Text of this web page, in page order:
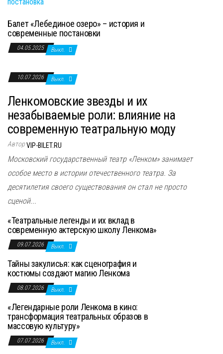
Балет «Лебединое озеро» – история и
современные постановки
04.05.2025 Выкл.
10.07.2026 Выкл.
Ленкомовские звезды и их
незабываемые роли: влияние на
современную театральную моду
АвторVIP-BILET.RU
Московский государственный театр «Ленком» занимает
особое место в истории отечественного театра. За
десятилетия своего существования он стал не просто
сценой...
«Театральные легенды и их вклад в
современную актерскую школу Ленкома»
09.07.2026 Выкл.
Тайны закулисья: как сценография и
костюмы создают магию Ленкома
08.07.2026 Выкл.
«Легендарные роли Ленкома в кино:
трансформация театральных образов в
массовую культуру»
07.07.2026 Выкл.